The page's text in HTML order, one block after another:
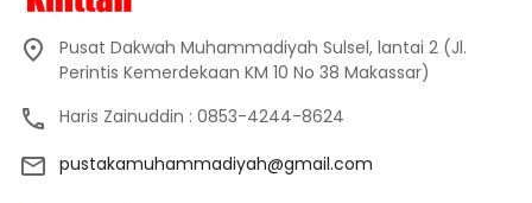
Pusat Dakwah Muhammadiyah Sulsel, lantai 2 (Jl.
Perintis Kemerdekaan KM 10 No 38 Makassar)
Haris Zainuddin : 0853-4244-8624
pustakamuhammadiyah@gmail.com